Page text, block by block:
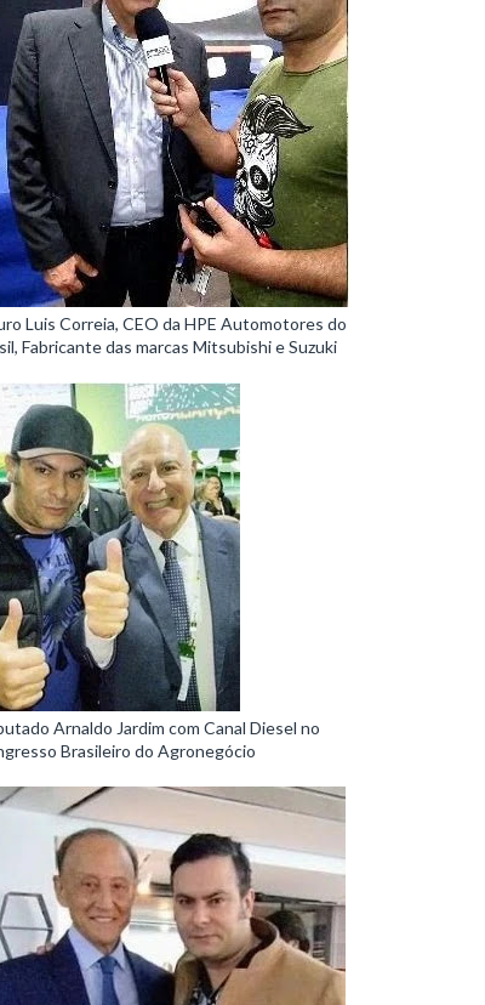
Luis Correia, CEO da HPE Automotores do
Fabricante das marcas Mitsubishi e Suzuki
Arnaldo Jardim com Canal Diesel no
Brasileiro do Agronegócio